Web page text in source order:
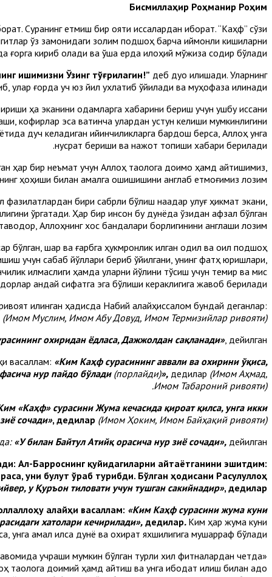
Бисмиллаҳир Роҳманир Роҳим
Суранинг етмиш бир ояти қиссалардан иборат. “Каҳф” сўзи
ўз замонидаги золим подшоҳ барча иймонли кишиларни
ғорга кириб олади ва ўша ерда илоҳий мўжиза содир бўлади.
ишимизни Ўзинг тўғрилагин!” деб дуо қилишади. Уларнинг
улар ғорда уч юз йил ухлатиб қўйилади ва муҳофаза қилинади.
ҳақ эканини одамларга хабарини бериш учун ушбу қиссани
кофирлар эса вақтинча улардан устун келиши мумкинлигини
дуч келадиган қийинчиликларга бардош берса, Аллоҳ унга
нусрат бериши ва нажот топиши хабари берилади.
ҳар бир неъмат учун Аллоҳ таолога доимо ҳамд айтишимиз,
ҳоҳиши билан амалга ошишишини англаб етмоғимиз лозим.
фазилатлардан бири сабрли бўлиш нақадар улуғ ҳикмат экани,
ўргатади. Ҳар бир инсон бу дунёда ўзидан афзал бўлган
Аллоҳнинг хос бандалари борлигинини англаши лозим.
шарқ ва ғарбга ҳукмронлик қилган одил ва оқил подшоҳ
учун сабаб йўллари бериб қўйилгани, унинг фатҳ юришлари,
қилмаслиги ҳамда уларни йўлини тўсиш учун темир ва мис
қандай сифатга эга бўлиши кераклигига жавоб берилади.
қилинган ҳадисда Набий алайҳиссалом бундай деганлар:
(Имом Муслим, Имом Абу Довуд, Имом Термизийлар ривояти).
охиридан ёдласа, Дажжолдан сақланади», дейилган.
васаллам: «Ким Каҳф сурасининг аввали ва охирини ўқиса,
нур пайдо бўлади (порлайди)», дедилар (Имом Аҳмад,
Имом Табароний ривояти).
«Каҳф» сурасини Жума кечасида қироат қилса, унга икки
сочади», дедилар (ИмомҲоким, Имом Байҳақийривояти)
«У билан Байтул Атийқ орасича нур зиё сочади», дейилган.
Ал-Барроснинг қуйидагиларни айтаётганини эшитдим:
уни булут ўраб турибди. Бўлган ҳодисани Расулуллоҳ
у Қуръон тиловати учун тушган сакийнадир», дедилар.
алайҳи васаллам: «Ким Каҳф сурасини жума куни
хатолари кечирилади», дедилар. Ким ҳар жума куни
унга амал қилса дунё ва охират яхшилигига мушарраф бўлади.
учраши мумкин бўлган турли хил фитналардан четда
таолога доимий ҳамд айтиш ва унга ибодат қилиш билан адо